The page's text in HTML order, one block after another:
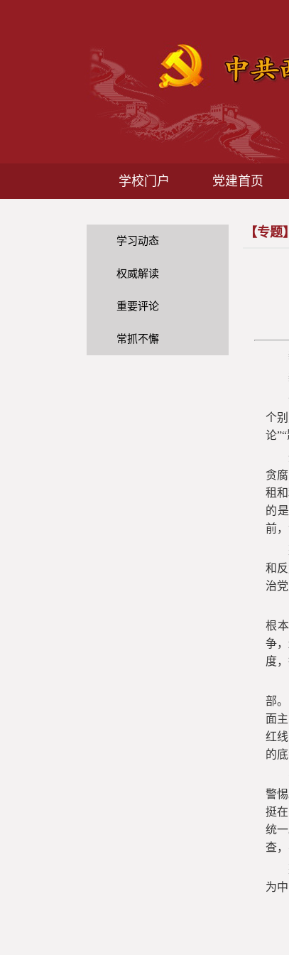
学校门户 党建首页
学习动态
权威解读
重要评论
常抓不懈
【专
个
论
贪
租
的
前
和
治
根
争
度
部
面
红
的底
警
挺
统
查
为